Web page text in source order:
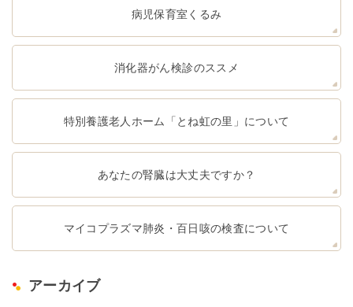
病児保育室くるみ
消化器がん検診のススメ
特別養護老人ホーム「とね虹の里」について
あなたの腎臓は大丈夫ですか？
マイコプラズマ肺炎・百日咳の検査について
アーカイブ